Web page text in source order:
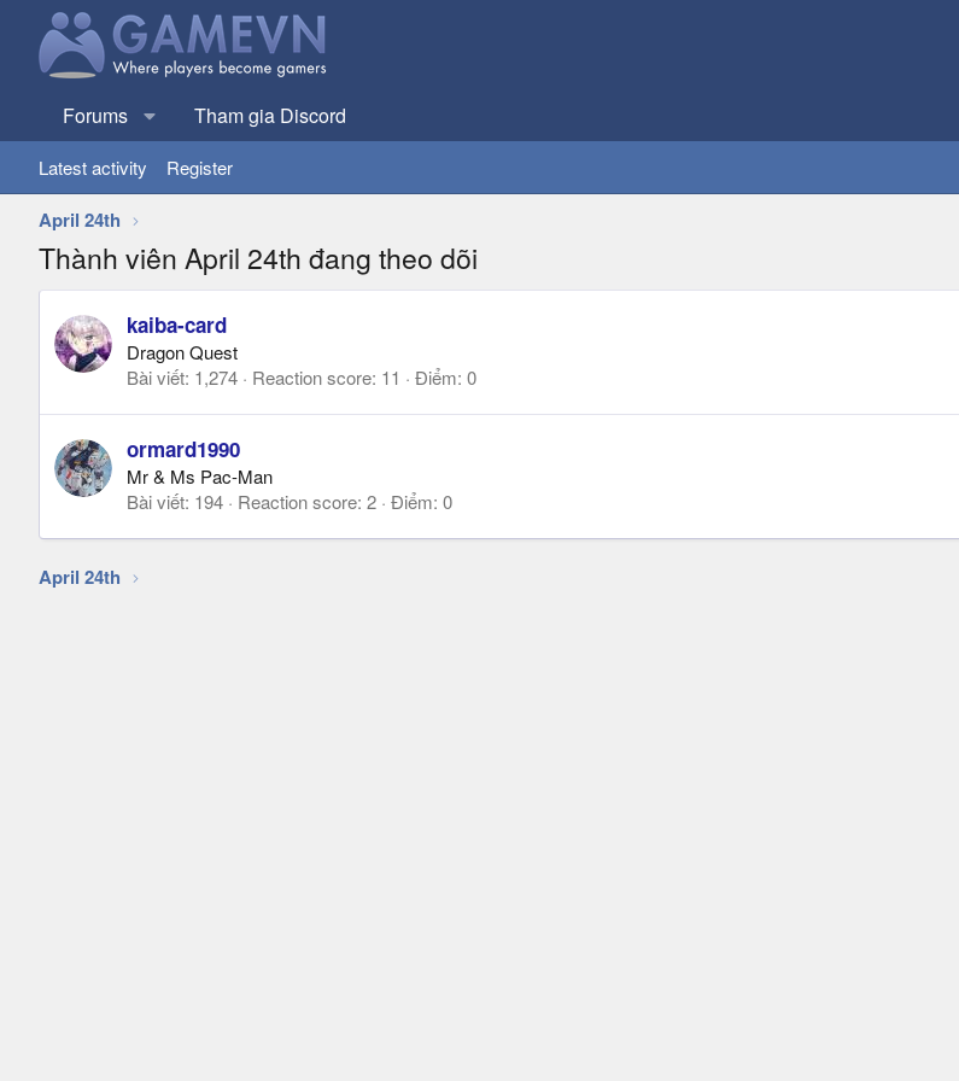
Forums Tham gia Discord
Latest activity Register
April 24th
Thành viên April 24th đang theo dõi
kaiba-card
Dragon Quest
Bài viết 1,274 Reaction score 11 Điểm 0
ormard1990
Mr & Ms Pac-Man
Bài viết 194 Reaction score 2 Điểm 0
April 24th